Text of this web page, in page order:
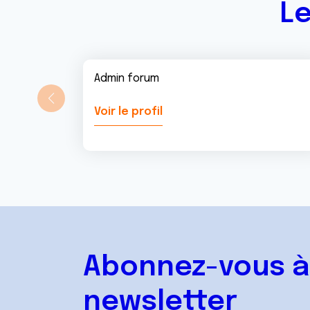
Admin forum
Voir le profil
Abonnez-vous
newsletter